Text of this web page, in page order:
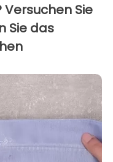
Versuchen Sie
Sie das